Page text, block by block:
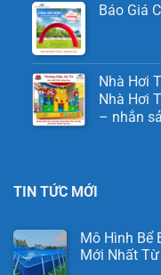
Báo Giá
Nhà Hơi
Nhà Hơi
– nhắn
TIN TỨC MỚI
Mô Hình Bể
Mới Nhất